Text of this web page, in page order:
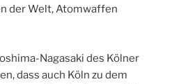
der Welt, Atomwaffen
Nagasaki des Kölner
dass auch Köln zu dem